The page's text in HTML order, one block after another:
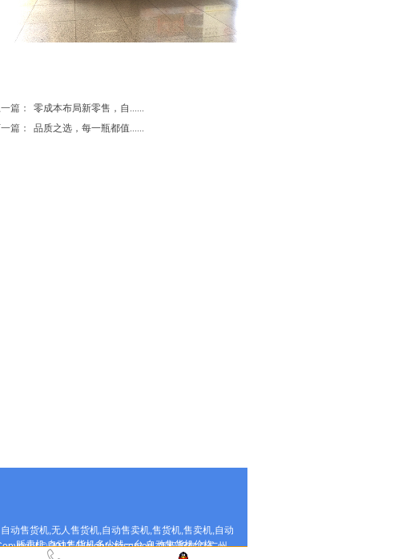
篇：
零成本布局新零售，自......
篇：
品质之选，每一瓶都值......
© 2017,All rights reserved 版权所有 © 广州
自动售货机,无人售货机,自动售卖机,售货机,售卖机,自动
贩卖机,自动售货机多少钱一台,自动售货机价格